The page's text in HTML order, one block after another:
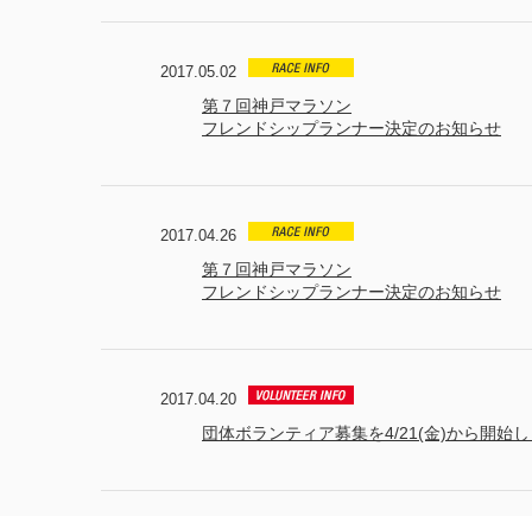
2017.05.02
第７回神戸マラソン
フレンドシップランナー決定のお知らせ
2017.04.26
第７回神戸マラソン
フレンドシップランナー決定のお知らせ
2017.04.20
団体ボランティア募集を4/21(金)から開始